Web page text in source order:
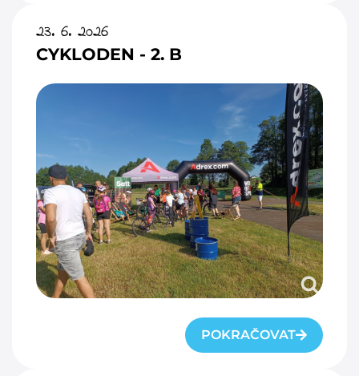
23. 6. 2026
CYKLODEN - 2. B
POKRAČOVAT